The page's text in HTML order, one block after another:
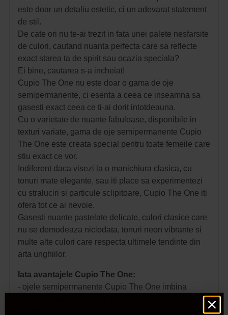
este doar un detaliu estetic, ci un adevarat statement
de stil.
De cate ori nu te-ai trezit in fata unei palete nesfarsite
de culori, cautand nuanta perfecta care sa reflecte
exact starea ta de spirit sau ocazia speciala?
Ei bine, cautarea s-a incheiat!
Cupio The One nu este doar o gama de oje
semipermanente, ci esenta a ceea ce inseamna sa
gasesti exact ceea ce ti-ai dorit intotdeauna.
Cu o varietate de nuante fabuloase, disponibile in
texturi variate, gama de oje semipermanente Cupio
The One este creata special pentru toate femeile care
stiu exact ce vor.
Indiferent daca visezi la o manichiura clasica, cu
tonuri mate elegante, sau iti place sa experimentezi
cu straluciri si particule sclipitoare, Cupio The One iti
ofera tot ce ai nevoie.
Gasesti nuante pastelate delicate, culori clasice care
nu se demodeaza niciodata, tonuri neon vibrante si
multe alte culori care respecta ultimele tendinte din
arta unghiilor.
Iata avantajele Cupio The One:
- ojele semipermanente Cupio The One imbina
usurinta aplicarii unui lac de unghii cu rezistenta unui